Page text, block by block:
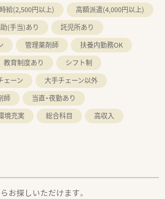
給(2,500円以上)
高額派遣(4,000円以上)
(手当)あり
託児所あり
管理薬剤師
扶養内勤務OK
教育制度あり
シフト制
ェーン
大手チェーン以外
師
当直・夜勤あり
境充実 総合科目
高収入
お探しいただけます。